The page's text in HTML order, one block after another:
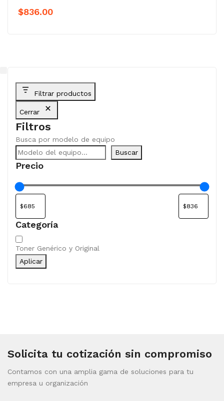
$836.00
Filtrar productos
Cerrar
Filtros
Busca por modelo de equipo
Buscar
Precio
Categoría
Categoría
Toner Genérico y Original
Aplicar
Solicita tu cotización sin compromiso
Contamos con una amplia gama de soluciones para tu
empresa u organización